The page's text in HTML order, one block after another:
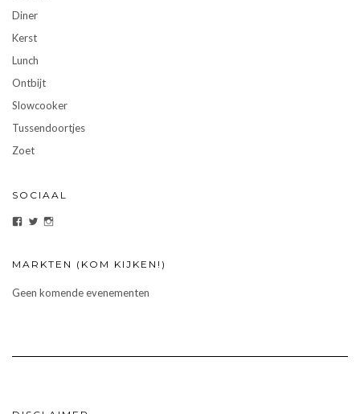
Diner
Kerst
Lunch
Ontbijt
Slowcooker
Tussendoortjes
Zoet
SOCIAAL
Bekijk
eten-
op
Bekijk
ezonderfratsen
Bekijk
etenzonderfratsen
MARKTEN (KOM KIJKEN!)
Geen komende evenementen